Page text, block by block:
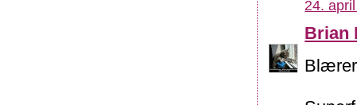
24.
Brian